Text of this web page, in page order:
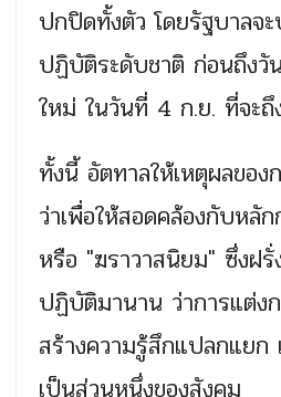
ปกปิดทั้งตัว โดยรัฐบาลจ
ปฏิบัติระดับชาติ ก่อนถึงวั
ใหม่ ในวันที่ 4 ก.ย. ที่จะถึ
ทั้งนี้ อัตทาลให้เหตุผลขอ
ว่าเพื่อให้สอดคล้องกับหลั
หรือ "ฆราวาสนิยม" ซึ่งฝรั่
ปฏิบัติมานาน ว่าการแต่ง
สร้างความรู้สึกแปลกแยก
เป็นส่วนหนึ่งของสังคม